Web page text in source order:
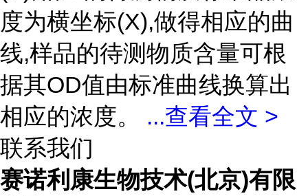
度为横坐标(X),做得相应的曲
线,样品的待测物质含量可根
据其OD值由标准曲线换算出
相应的浓度。 ...查看全文 >
联系我们
赛诺利康生物技术(北京)有限